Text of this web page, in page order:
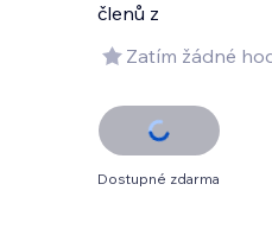
členů z
Zatím žádné
Dostupné zdarma